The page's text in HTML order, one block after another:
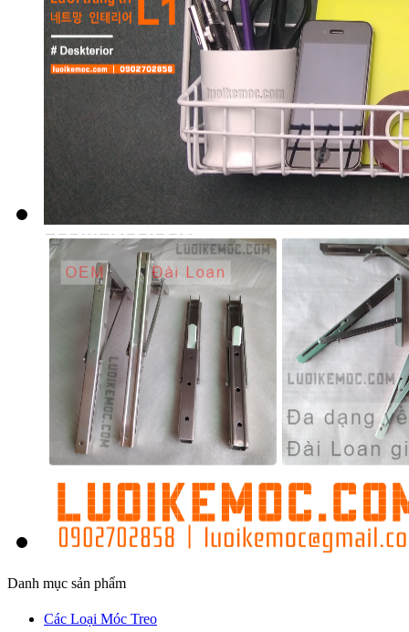
Danh mục sản phẩm
Các Loại Móc Treo